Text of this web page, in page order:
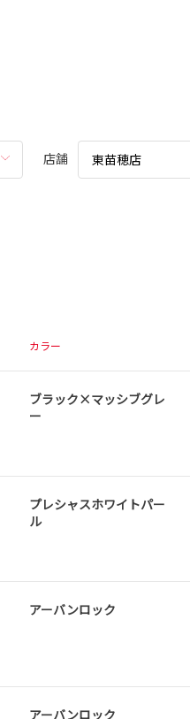
店舗 東苗穂店
カラー
ブラック×マッシブグレ
ー
プレシャスホワイトパー
ル
アーバンロック
アーバンロック